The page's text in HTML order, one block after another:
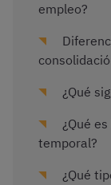
empleo?
¿Qué
¿Qué
temporal?
¿Qué